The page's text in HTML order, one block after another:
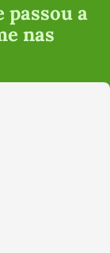
a
nas